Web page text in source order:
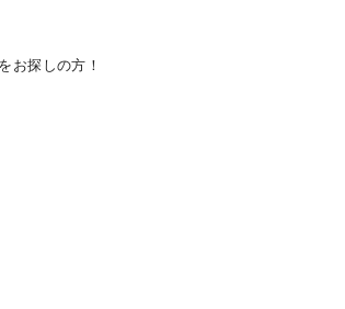
お探しの方！